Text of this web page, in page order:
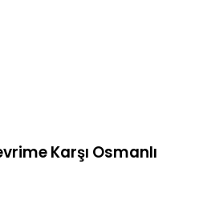
Karşı Osmanlı